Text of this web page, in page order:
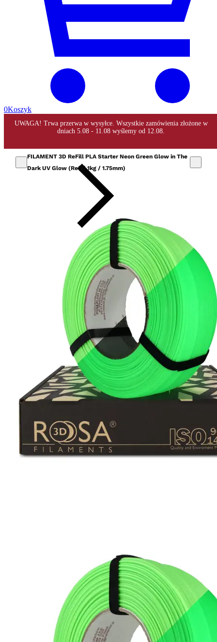
0Koszyk
FILAMENT 3D ReFill PLA Starter Neon Green Glow in The
Dark UV Glow (Refill 1kg / 1.75mm)